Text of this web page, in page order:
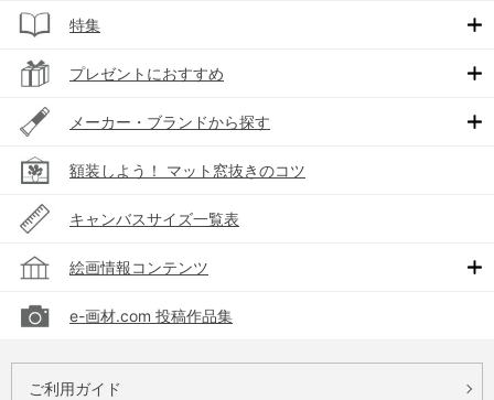
特集
プレゼントにおすすめ
メーカー・ブランドから探す
額装しよう！ マット窓抜きのコツ
キャンバスサイズ一覧表
絵画情報コンテンツ
e-画材.com 投稿作品集
ご利用ガイド